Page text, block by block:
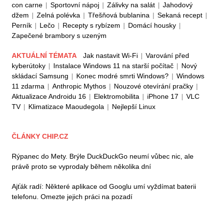
con carne | Sportovní nápoj | Zálivky na salát | Jahodový
džem | Zelná polévka | Třešňová bublanina | Sekaná recept |
Perník | Lečo | Recepty s rybízem | Domácí housky |
Zapečené brambory s uzeným
AKTUÁLNÍ TÉMATA Jak nastavit Wi-Fi | Varování před
kyberútoky | Instalace Windows 11 na starší počítač | Nový
skládací Samsung | Konec modré smrti Windows? | Windows
11 zdarma | Anthropic Mythos | Nouzové otevírání pračky |
Aktualizace Androidu 16 | Elektromobilita | iPhone 17 | VLC
TV | Klimatizace Maoudegola | Nejlepší Linux
ČLÁNKY CHIP.CZ
Rýpanec do Mety. Brýle DuckDuckGo neumí vůbec nic, ale
právě proto se vyprodaly během několika dní
Ajťák radí: Některé aplikace od Googlu umí vyždímat baterii
telefonu. Omezte jejich práci na pozadí